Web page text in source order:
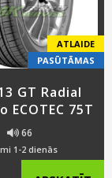
ATLAIDE
PASŪTĀMAS
GT Radial
ECOTEC 75T
66
1-2 dienās